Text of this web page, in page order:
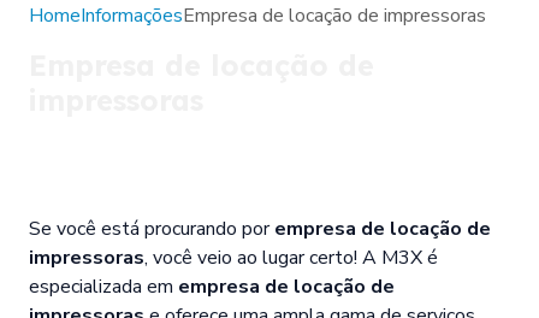
HomeInformaçõesEmpresa de locação de impressoras
Se você está procurando porempresa de locação de
impressoras, você veio ao lugar certo! A M3X é
especializada em empresa de locação de